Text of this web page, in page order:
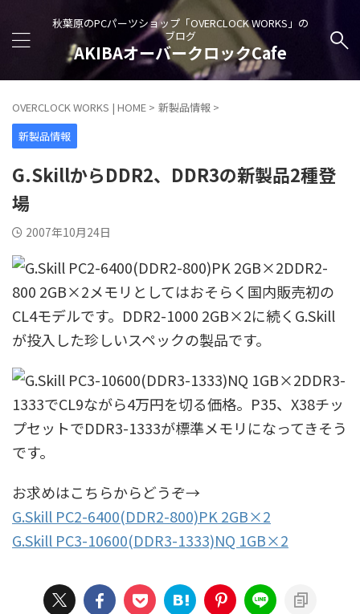
秋葉原のPCパーツショップ「OVERCLOCK WORKS」の
ブログ
AKIBAオーバークロックCafe
OVERCLOCK WORKS | HOME > 新製品情報 >
新製品情報
G.SkillからDDR2、DDR3の新製品2種登
場
2007年10月24日
DDR2-
800 2GB×2メモリとしてはおそらく国内販売初の
CL4モデルです。DDR2-1000 2GB×2に続くG.Skill
が投入した珍しいスペックの製品です。
DDR3-
1333でCL9ながら4万円を切る価格。P35、X38チッ
プセットでDDR3-1333が標準メモリになってきそう
です。
お求めはこちらからどうぞ→
G.Skill PC2-6400(DDR2-800)PK 2GB×2
G.Skill PC3-10600(DDR3-1333)NQ 1GB×2